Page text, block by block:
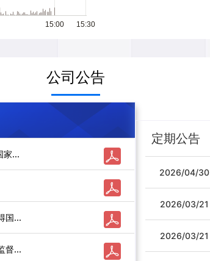
15:00 15:30
公司公告
家...
国...
督...
定期公告
2026/04/30
2026/03/21
2026/03/21